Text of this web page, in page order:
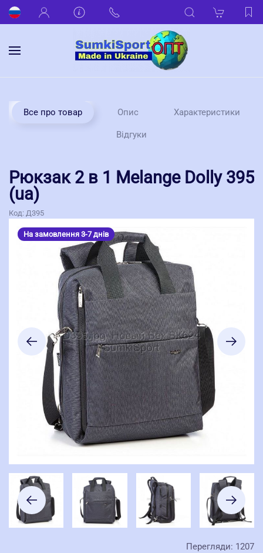
Все про товар Опис Характеристики
Відгуки
Рюкзак 2 в 1 Melange Dolly 395
(ua)
Код: Д395
На замовлення 3-7 днів
Перегляди: 1207